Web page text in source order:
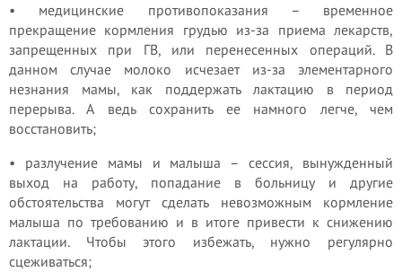
• медицинские противопоказания – временное
прекращение кормления грудью из-за приема лекарств,
запрещенных при ГВ, или перенесенных операций. В
данном случае молоко исчезает из-за элементарного
незнания мамы, как поддержать лактацию в период
перерыва. А ведь сохранить ее намного легче, чем
восстановить;
• разлучение мамы и малыша – сессия, вынужденный
выход на работу, попадание в больницу и другие
обстоятельства могут сделать невозможным кормление
малыша по требованию и в итоге привести к снижению
лактации. Чтобы этого избежать, нужно регулярно
сцеживаться;